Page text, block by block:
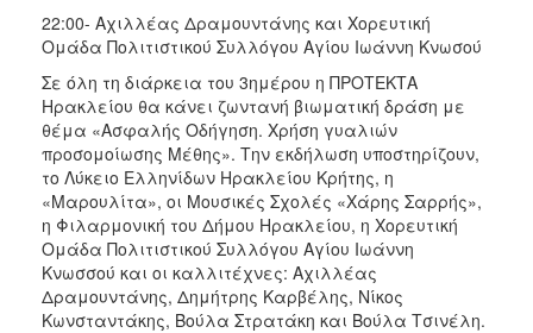
22:00- Αχιλλέας Δραμουντάνης και Χορευτική
Ομάδα Πολιτιστικού Συλλόγου Αγίου Ιωάννη Κνωσού
Σε όλη τη διάρκεια του 3ημέρου η ΠΡΟΤΕΚΤΑ
Ηρακλείου θα κάνει ζωντανή βιωματική δράση με
θέμα «Ασφαλής Οδήγηση. Χρήση γυαλιών
προσομοίωσης Μέθης». Την εκδήλωση υποστηρίζουν,
το Λύκειο Ελληνίδων Ηρακλείου Κρήτης, η
«Μαρουλίτα», οι Μουσικές Σχολές «Χάρης Σαρρής»,
η Φιλαρμονική του Δήμου Ηρακλείου, η Χορευτική
Ομάδα Πολιτιστικού Συλλόγου Αγίου Ιωάννη
Κνωσσού και οι καλλιτέχνες: Αχιλλέας
Δραμουντάνης, Δημήτρης Καρβέλης, Νίκος
Κωνσταντάκης, Βούλα Στρατάκη και Βούλα Τσινέλη.